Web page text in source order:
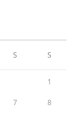
S S
1
7 8